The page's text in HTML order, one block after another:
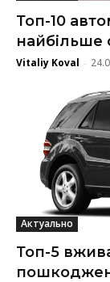
Топ-10
найбільше
Vitaliy Koval -
Актуально
Топ-5